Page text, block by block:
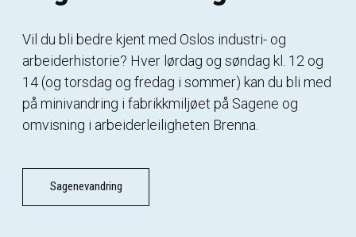
Vil du bli bedre kjent med Oslos industri- og
arbeiderhistorie? Hver lørdag og søndag kl. 12 og
14 (og torsdag og fredag i sommer) kan du bli med
på minivandring i fabrikkmiljøet på Sagene og
omvisning i arbeiderleiligheten Brenna.
Sagenevandring